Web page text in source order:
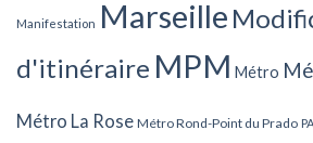
Manifestation Marseille
d'itinéraire MPM Métro
Métro La Rose Métro Rond-Point du Prado